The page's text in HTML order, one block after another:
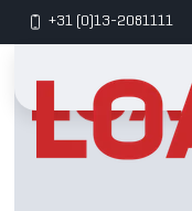
+31 (0)13-2081111